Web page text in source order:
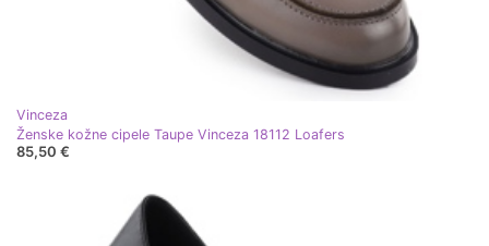
Vinceza
Ženske kožne cipele Taupe Vinceza 18112 Loafers
85,50 €